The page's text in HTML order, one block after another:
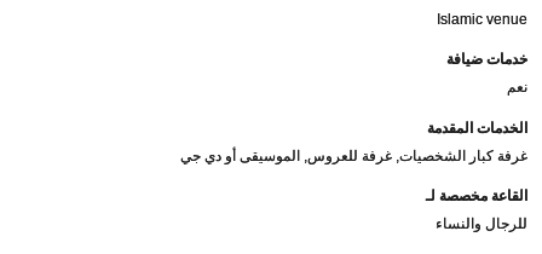
Islamic venue
خدمات ضيافة
نعم
الخدمات المقدمة
غرفة كبار الشخصيات, غرفة للعروس, الموسيقى أو دي جي
القاعة مخصصة لـ
للرجال والنساء